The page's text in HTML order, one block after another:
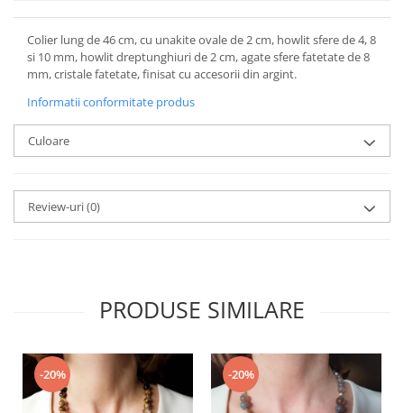
Colier lung de 46 cm, cu unakite ovale de 2 cm, howlit sfere de 4, 8
si 10 mm, howlit dreptunghiuri de 2 cm, agate sfere fatetate de 8
mm, cristale fatetate, finisat cu accesorii din argint.
Informatii conformitate produs
Culoare
Review-uri(0)
PRODUSE SIMILARE
-20% -20%